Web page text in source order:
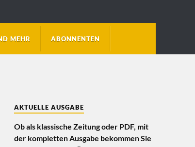
MEHR ABONNENTEN
AKTUELLE AUSGABE
Ob als klassische Zeitung oder PDF, mit
der kompletten Ausgabe bekommen Sie